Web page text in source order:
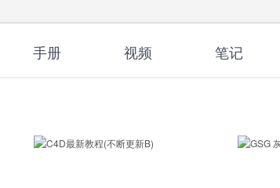
手册 视频 笔记